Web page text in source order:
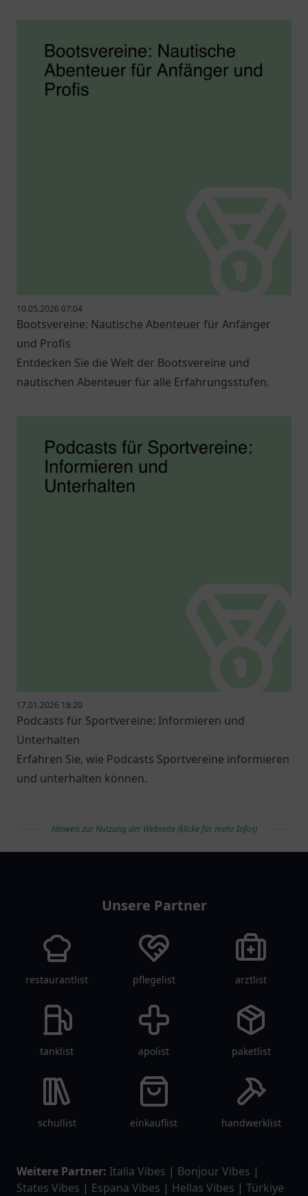
10.05.2026 07:04
Bootsvereine: Nautische Abenteuer für Anfänger
und Profis
Entdecken Sie die Welt der Bootsvereine und
nautischen Abenteuer für alle Erfahrungsstufen.
17.01.2026 18:20
Podcasts für Sportvereine: Informieren und
Unterhalten
Erfahren Sie, wie Podcasts Sportvereine informieren
und unterhalten können.
Hinweis zur Nutzung der Webseite (klicke für mehr Infos)
Unsere Partner
restaurantlist pflegelist arztlist
tanklist apolist paketlist
schullist einkauflist handwerklist
Weitere Partner: Italia Vibes | Bonjour Vibes |
States Vibes | Espana Vibes | Hellas Vibes | Türkiye